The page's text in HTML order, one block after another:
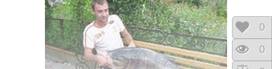
0
0